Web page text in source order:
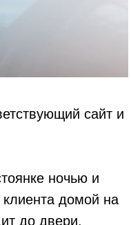
сайт и
ночью и
домой на
до двери.